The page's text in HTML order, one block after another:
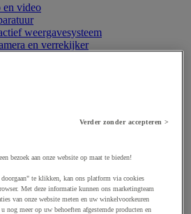
en video
weergavesysteem
en verrekijker
Verder zonder accepteren >
bezoek aan onze website op maat te bieden!
te klikken, kan ons platform via cookies
Met deze informatie kunnen ons marketingteam
van onze website meten en uw winkelvoorkeuren
nog meer op uw behoeften afgestemde producten en